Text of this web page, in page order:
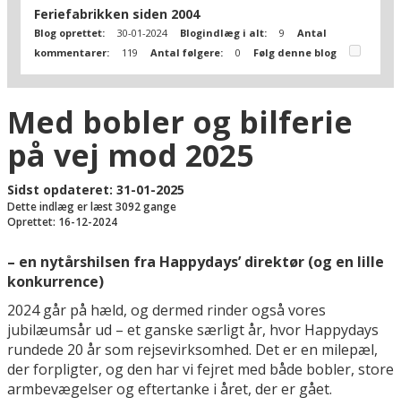
Feriefabrikken siden 2004
Blog oprettet: 30-01-2024 Blogindlæg i alt: 9
Antal
kommentarer:
119 Antal følgere: 0 Følg denne blog
Med bobler og bilferie
på vej mod 2025
Sidst opdateret: 31-01-2025
Dette indlæg er læst 3092 gange
Oprettet: 16-12-2024
– en nytårshilsen fra Happydays’ direktør (og en lille
konkurrence)
2024 går på hæld, og dermed rinder også vores
jubilæumsår ud – et ganske særligt år, hvor Happydays
rundede 20 år som rejsevirksomhed. Det er en milepæl,
der forpligter, og den har vi fejret med både bobler, store
armbevægelser og eftertanke i året, der er gået.